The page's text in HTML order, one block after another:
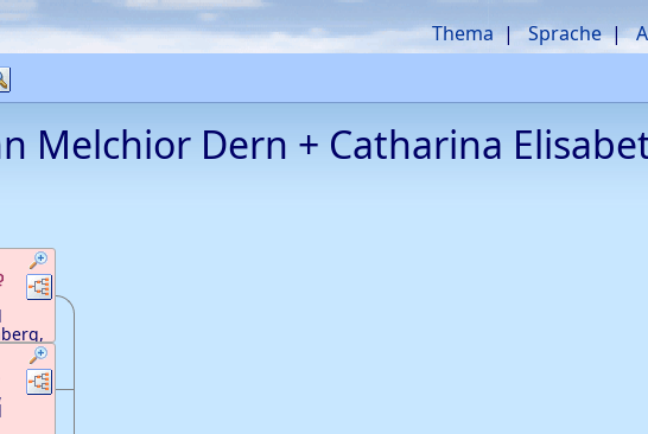
Thema Sprache
Melchior Dern + Catharina
Verknüpfungen
Verknüpfungen
Verknüpfungen
Verknüpfungen